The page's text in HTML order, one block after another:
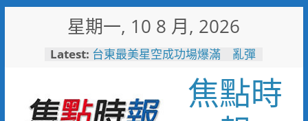
星期一, 10 8 月, 2026
Latest: 台東最美星空成功場爆滿 亂彈
看飛機看到「迷航」！7旬嬤誤
闖機場工地 小港桂陽所暖警助
焦點時